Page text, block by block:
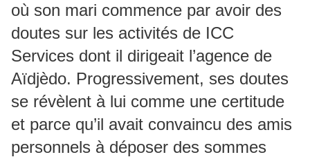
où son mari commence par avoir des
doutes sur les activités de ICC
Services dont il dirigeait l’agence de
Aïdjèdo. Progressivement, ses doutes
se révèlent à lui comme une certitude
et parce qu’il avait convaincu des amis
personnels à déposer des sommes